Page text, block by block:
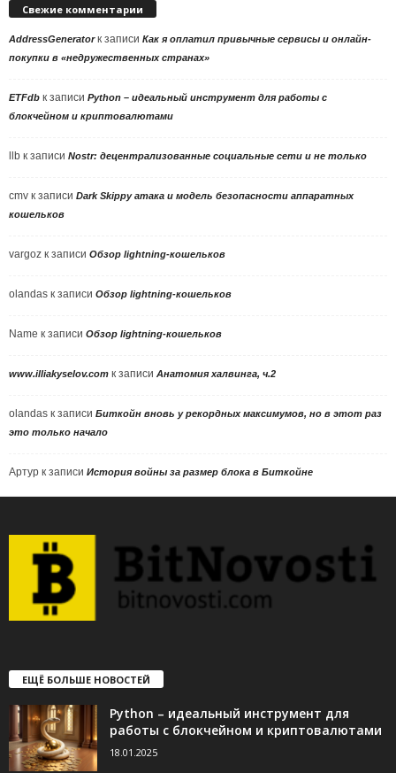
Свежие комментарии
AddressGeneratorк записи Как я оплатил привычные сервисы и онлайн-
покупки в «недружественных странах»
ETFdb к записи Python – идеальный инструмент для работы с
блокчейном и криптовалютами
llb к записи Nostr: децентрализованные социальные сети и не только
cmv к записи Dark Skippy атака и модель безопасности аппаратных
кошельков
vargoz к записи Обзор lightning-кошельков
olandas к записи Обзор lightning-кошельков
Name к записи Обзор lightning-кошельков
www.illiakyselov.com к записи Анатомия халвинга, ч.2
olandas к записи Биткойн вновь у рекордных максимумов, но в этот раз
это только начало
Артур к записи История войны за размер блока в Биткойне
ЕЩЁ БОЛЬШЕ НОВОСТЕЙ
Python – идеальный инструмент для
работы с блокчейном и криптовалютами
18.01.2025